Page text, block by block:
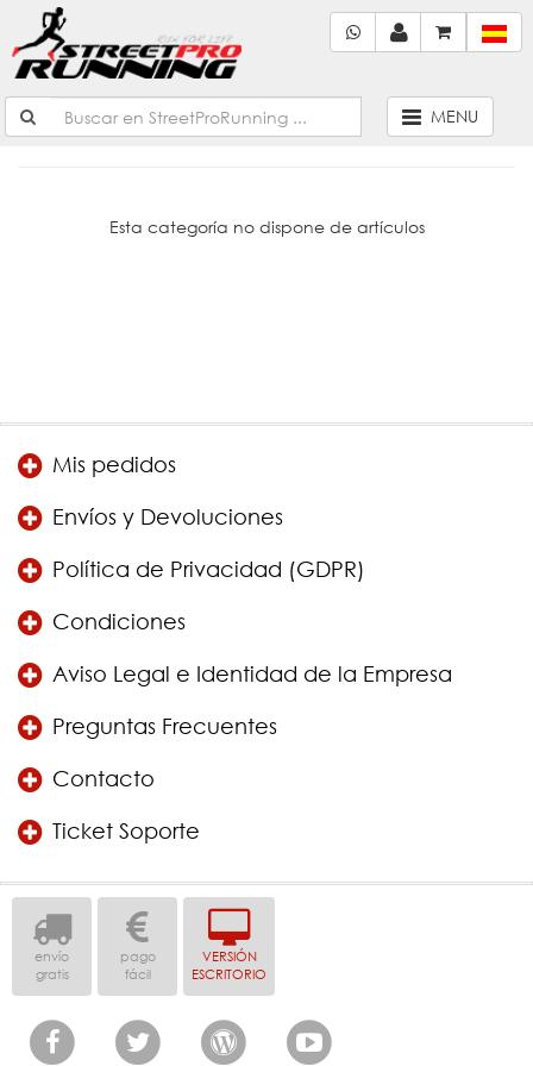
MENU
Esta categoría no dispone de artículos
Mis pedidos
Envíos y Devoluciones
Política de Privacidad (GDPR)
Condiciones
Aviso Legal e Identidad de la Empresa
Preguntas Frecuentes
Contacto
Ticket Soporte
envío
gratis
pago
fácil
VERSIÓN
ESCRITORIO